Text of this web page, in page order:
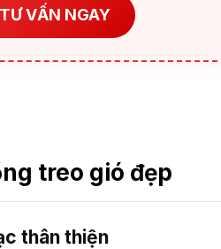
VẤN NGAY
treo gió đẹp
thân thiện